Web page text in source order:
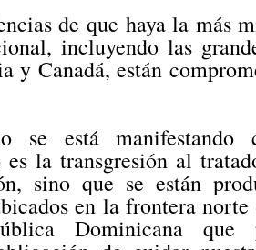
de que haya la más
incluyendo las
y Canadá, están
se está manifestando
es la transgresión al
sino que se están
en la frontera
Dominicana que